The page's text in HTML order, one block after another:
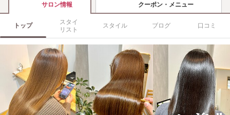
サロン情報 クーポン・メニュー
トップ
スタイ
リスト
スタイル ブログ 口コミ